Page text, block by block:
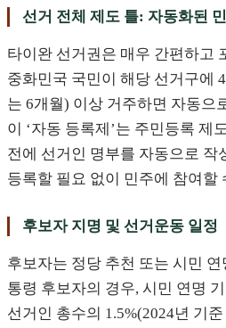
선거 전체 제도 틀: 자동화된
타이완 선거권은 매우 간편하고
중화민국 국민이 해당 선거구에
는 6개월) 이상 거주하면 자동으
이 ‘자동 등록제’는 주민등록 제
전에 선거인 명부를 자동으로 작
등록할 필요 없이 민주에 참여할
후보자 지명 및 선거운동 일정
후보자는 정당 추천 또는 시민
통령 후보자의 경우, 시민 연명
선거인 총수의 1.5%(2024년 기